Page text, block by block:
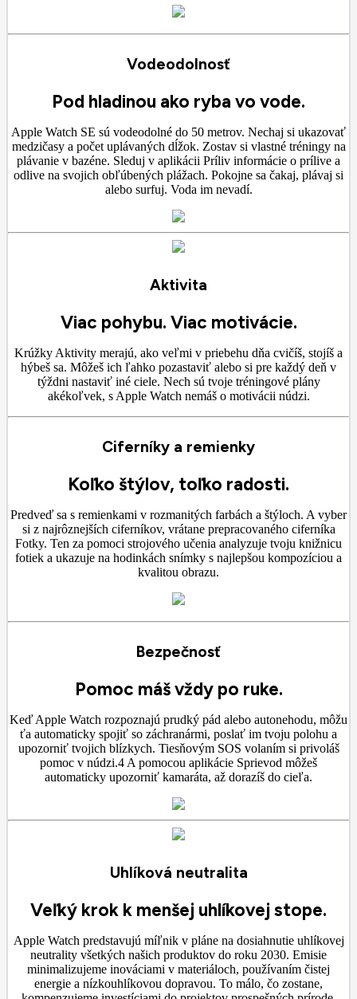
Vodeodolnosť
Pod hladinou ako ryba vo vode.
Apple Watch SE sú vodeodolné do 50 metrov. Nechaj si ukazovať
medzičasy a počet uplávaných dĺžok. Zostav si vlastné tréningy na
plávanie v bazéne. Sleduj v aplikácii Príliv informácie o prílive a
odlive na svojich obľúbených plážach. Pokojne sa čakaj, plávaj si
alebo surfuj. Voda im nevadí.
Aktivita
Viac pohybu. Viac motivácie.
Krúžky Aktivity merajú, ako veľmi v priebehu dňa cvičíš, stojíš a
hýbeš sa. Môžeš ich ľahko pozastaviť alebo si pre každý deň v
týždni nastaviť iné ciele. Nech sú tvoje tréningové plány
akékoľvek, s Apple Watch nemáš o motivácii núdzi.
Ciferníky a remienky
Koľko štýlov, toľko radosti.
Predveď sa s remienkami v rozmanitých farbách a štýloch. A vyber
si z najrôznejších ciferníkov, vrátane prepracovaného ciferníka
Fotky. Ten za pomoci strojového učenia analyzuje tvoju knižnicu
fotiek a ukazuje na hodinkách snímky s najlepšou kompozíciou a
kvalitou obrazu.
Bezpečnosť
Pomoc máš vždy po ruke.
Keď Apple Watch rozpoznajú prudký pád alebo autonehodu, môžu
ťa automaticky spojiť so záchranármi, poslať im tvoju polohu a
upozorniť tvojich blízkych. Tiesňovým SOS volaním si privoláš
pomoc v núdzi.4 A pomocou aplikácie Sprievod môžeš
automaticky upozorniť kamaráta, až dorazíš do cieľa.
Uhlíková neutralita
Veľký krok k menšej uhlíkovej stope.
Apple Watch predstavujú míľnik v pláne na dosiahnutie uhlíkovej
neutrality všetkých našich produktov do roku 2030. Emisie
minimalizujeme inováciami v materiáloch, používaním čistej
energie a nízkouhlíkovou dopravou. To málo, čo zostane,